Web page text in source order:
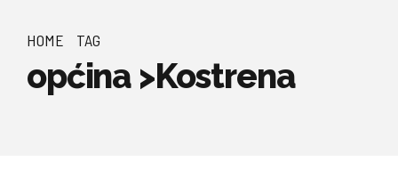
HOME TAG
općina >Kostrena